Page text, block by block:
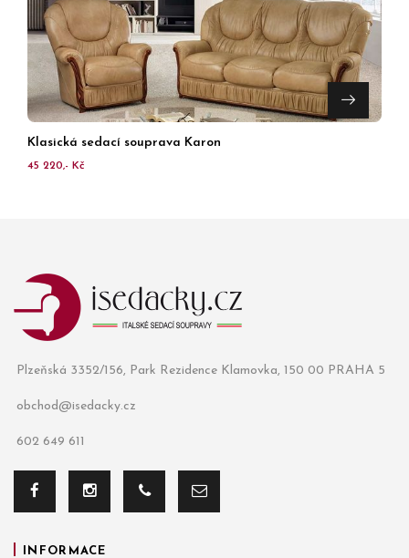
Klasická sedací souprava Karon
45 220,- Kč
Plzeňská 3352/156, Park Rezidence Klamovka, 150 00 PRAHA 5
obchod@isedacky.cz
602 649 611
INFORMACE